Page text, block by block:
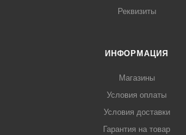
Реквизиты
ИНФОРМАЦИЯ
Магазины
Условия оплаты
Условия доставки
Гарантия на товар